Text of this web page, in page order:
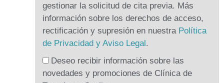
gestionar la solicitud de cita previa. Más
información sobre los derechos de acceso,
rectificación y supresión en nuestra Política
de Privacidad y Aviso Legal.
Deseo recibir información sobre las
novedades y promociones de Clínica de